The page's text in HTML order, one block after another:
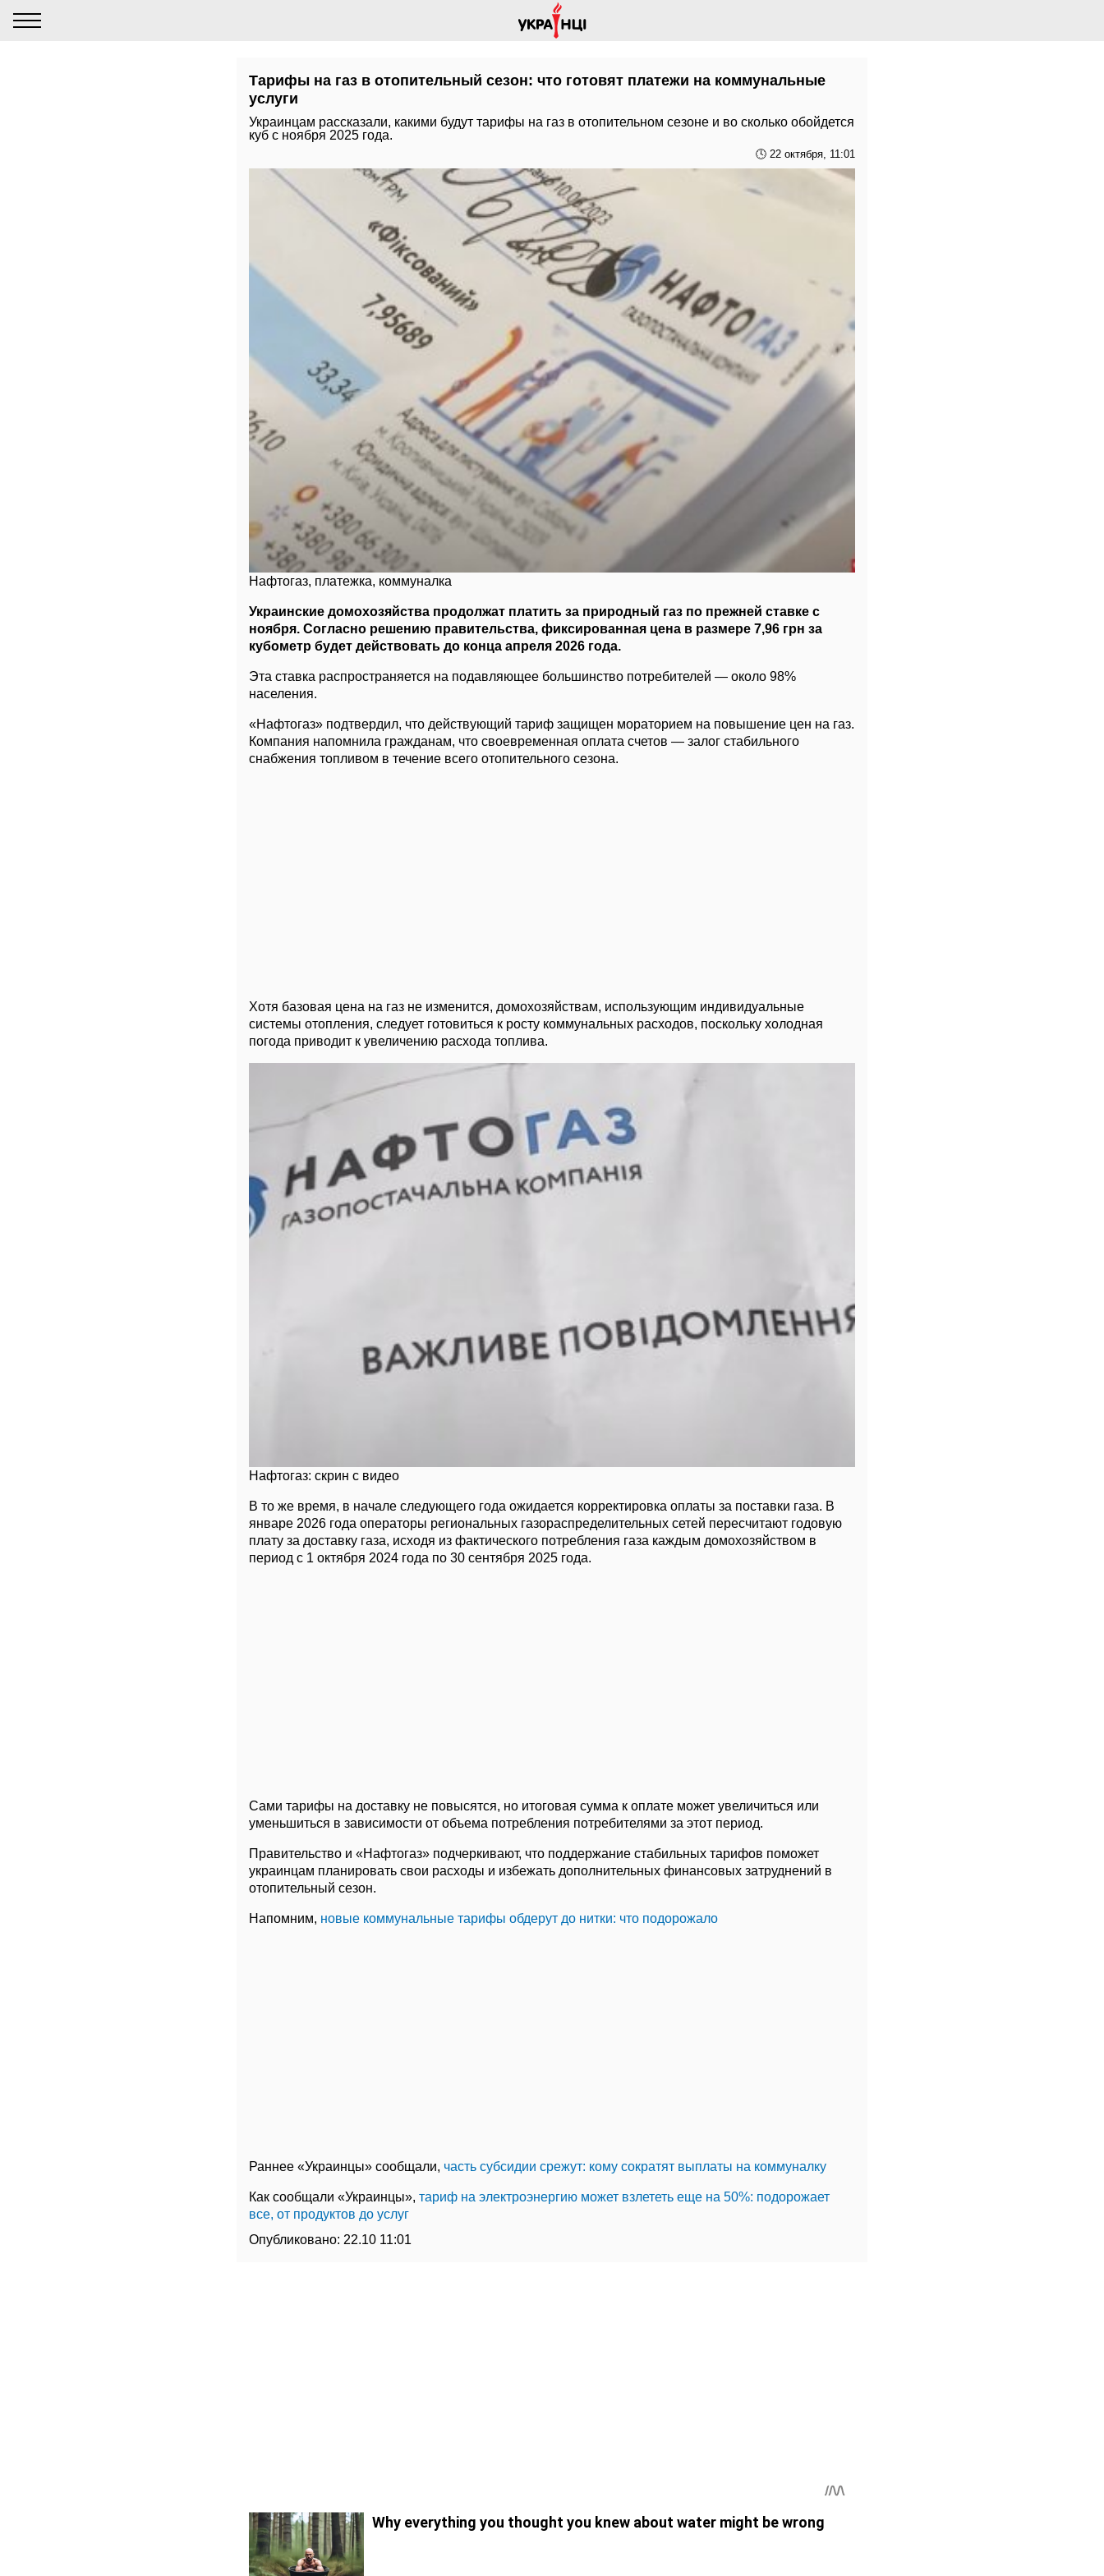
Тарифы на газ в отопительный сезон: что готовят платежи на коммунальные
услуги
Украинцам рассказали, какими будут тарифы на газ в отопительном сезоне и во сколько обойдется
куб с ноября 2025 года.
🕓 22 октября, 11:01
Нафтогаз, платежка, коммуналка
Украинские домохозяйства продолжат платить за природный газ по прежней ставке с
ноября. Согласно решению правительства, фиксированная цена в размере 7,96 грн за
кубометр будет действовать до конца апреля 2026 года.
Эта ставка распространяется на подавляющее большинство потребителей — около 98%
населения.
«Нафтогаз» подтвердил, что действующий тариф защищен мораторием на повышение цен на газ.
Компания напомнила гражданам, что своевременная оплата счетов — залог стабильного
снабжения топливом в течение всего отопительного сезона.
Хотя базовая цена на газ не изменится, домохозяйствам, использующим индивидуальные
системы отопления, следует готовиться к росту коммунальных расходов, поскольку холодная
погода приводит к увеличению расхода топлива.
Нафтогаз: скрин с видео
В то же время, в начале следующего года ожидается корректировка оплаты за поставки газа. В
январе 2026 года операторы региональных газораспределительных сетей пересчитают годовую
плату за доставку газа, исходя из фактического потребления газа каждым домохозяйством в
период с 1 октября 2024 года по 30 сентября 2025 года.
Сами тарифы на доставку не повысятся, но итоговая сумма к оплате может увеличиться или
уменьшиться в зависимости от объема потребления потребителями за этот период.
Правительство и «Нафтогаз» подчеркивают, что поддержание стабильных тарифов поможет
украинцам планировать свои расходы и избежать дополнительных финансовых затруднений в
отопительный сезон.
Напомним, новые коммунальные тарифы обдерут до нитки: что подорожало
Раннее «Украинцы» сообщали, часть субсидии срежут: кому сократят выплаты на коммуналку
Как сообщали «Украинцы», тариф на электроэнергию может взлететь еще на 50%: подорожает
все, от продуктов до услуг
Опубликовано: 22.10 11:01